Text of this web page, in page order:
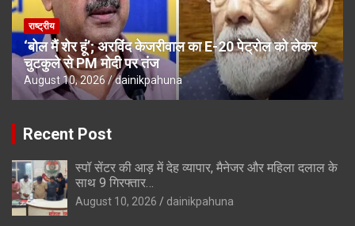
राष्ट्रीय
‘बोल मैं शेर हूं’; अरविंद केजरीवाल का E-20 पेट्रोल को लेकर
चुटकुले से PM मोदी पर तंज
August 10, 2026 dainikpahuna
Recent Post
स्पॉ सेंटर की आड़ में देह व्यापार, मैनेजर और महिला दलाल के
साथ 9 गिरफ्तार…
August 10, 2026 dainikpahuna